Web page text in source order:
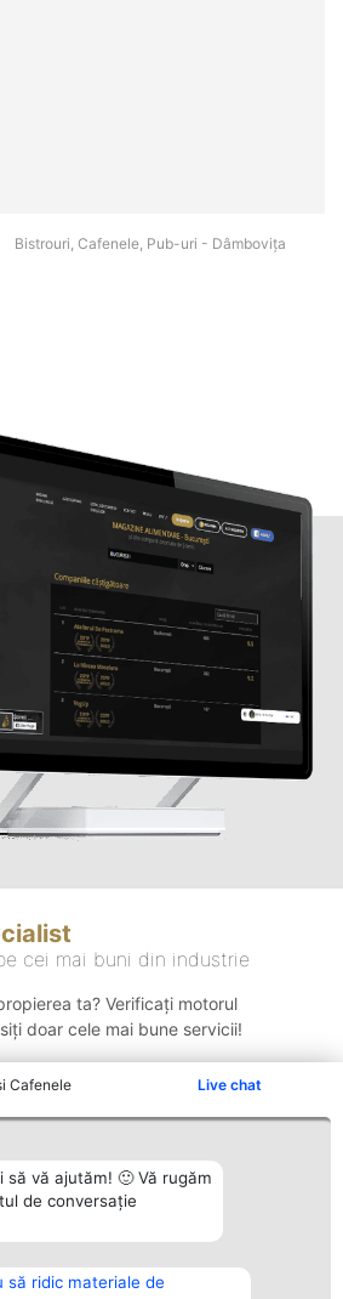
Cafenele Live chat
vă ajutăm! 🙂 Vă rugăm
de conversație
să ridic materiale de
Bistrouri, Cafenele, Pub-uri - Dâmboviţa
cei mai buni din industrie
ta? Verificați motorul
doar cele mai bune servicii!
Plebiscyt Contact